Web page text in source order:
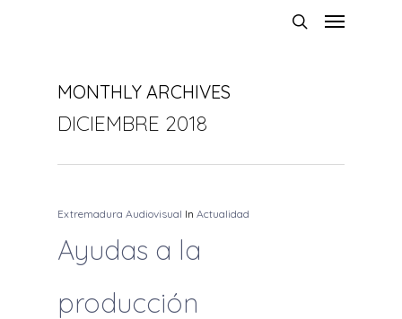
MONTHLY ARCHIVES
DICIEMBRE 2018
Extremadura Audiovisual In Actualidad
Ayudas a la
producción